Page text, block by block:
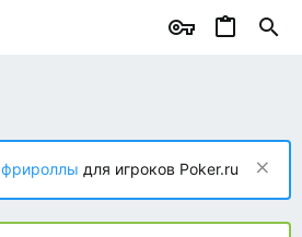
для игроков Poker.ru